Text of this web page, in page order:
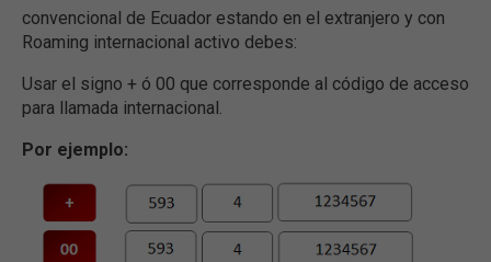
convencional de Ecuador estando en el extranjero y con
Roaming internacional activo debes:
Usar el signo + ó 00 que corresponde al código de acceso
para llamada internacional.
Por ejemplo: